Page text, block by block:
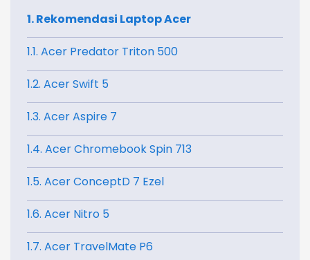
1. Rekomendasi Laptop Acer
1.1. Acer Predator Triton 500
1.2. Acer Swift 5
1.3. Acer Aspire 7
1.4. Acer Chromebook Spin 713
1.5. Acer ConceptD 7 Ezel
1.6. Acer Nitro 5
1.7. Acer TravelMate P6